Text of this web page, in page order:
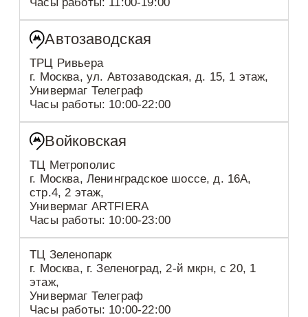
Автозаводская
ТРЦ Ривьера
г. Москва, ул. Автозаводская, д. 15, 1 этаж,
Универмаг Телеграф
Часы работы: 10:00-22:00
Войковская
ТЦ Метрополис
г. Москва, Ленинградское шоссе, д. 16А,
стр.4, 2 этаж,
Универмаг ARTFIERA
Часы работы: 10:00-23:00
ТЦ Зеленопарк
г. Москва, г. Зеленоград, 2-й мкрн, с 20, 1
этаж,
Универмаг Телеграф
Часы работы: 10:00-22:00